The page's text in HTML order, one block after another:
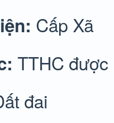
Cấp Xã
TTHC được
đai